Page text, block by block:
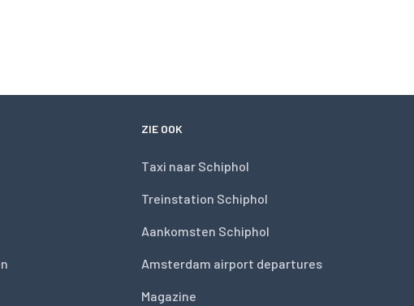
ZIE OOK
Taxi naar Schiphol
Treinstation Schiphol
Aankomsten Schiphol
Amsterdam airport departures
Magazine